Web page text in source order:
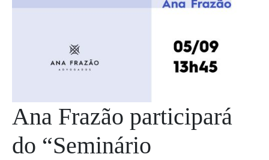
Ana Frazão participará
do “Seminário